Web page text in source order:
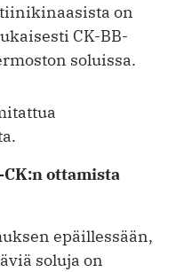
on
CK-BB-
soluissa.
ottamista
epäillessään,
soluja on